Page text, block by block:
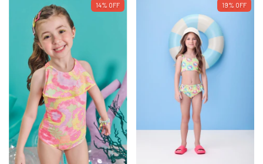
14% OFF 19% OFF